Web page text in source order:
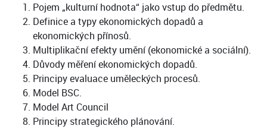
Pojem „kulturní hodnota“ jako vstup do předmětu.
Definice a typy ekonomických dopadů a
ekonomických přínosů.
Multiplikační efekty umění (ekonomické a sociální).
Důvody měření ekonomických dopadů.
Principy evaluace uměleckých procesů.
Model BSC.
Model Art Council
Principy strategického plánování.